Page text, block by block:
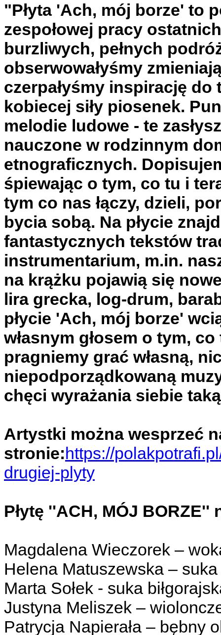
"Płyta 'Ach, mój borze' to
zespołowej pracy
burzliwych, pełnych
obserwowałyśmy
czerpałyśmy inspirację do
kobiecej siły piosenek.
melodie ludowe - te
nauczone w rodzinnym
etnograficznych.
śpiewając o tym, co tu i
tym co nas łączy, dzieli,
bycia sobą. Na płycie
fantastycznych tekstów
instrumentarium, m.in.
na krążku pojawią się
lira grecka, log-drum,
płycie 'Ach, mój borze'
własnym głosem o tym,
pragniemy grać własną,
niepodporządkowaną
chęci wyrażania siebie
Artystki można wesprzeć
stronie:https://
drugiej-plyty
Płytę ''ACH, MÓJ BORZE''
Magdalena Wieczorek –
Helena Matuszewska – suka
Marta Sołek - suka
Justyna Meliszek –
Patrycja Napierała – bębny